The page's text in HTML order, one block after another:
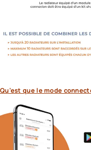
Qu’est que le mode